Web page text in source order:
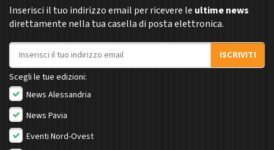
Inserisci il tuo indirizzo email per ricevere le ultime news
direttamente nella tua casella di posta elettronica.
Indirizzo email
ISCRIVITI
Scegli le tue edizioni:
News Alessandria
News Pavia
Eventi Nord-Ovest